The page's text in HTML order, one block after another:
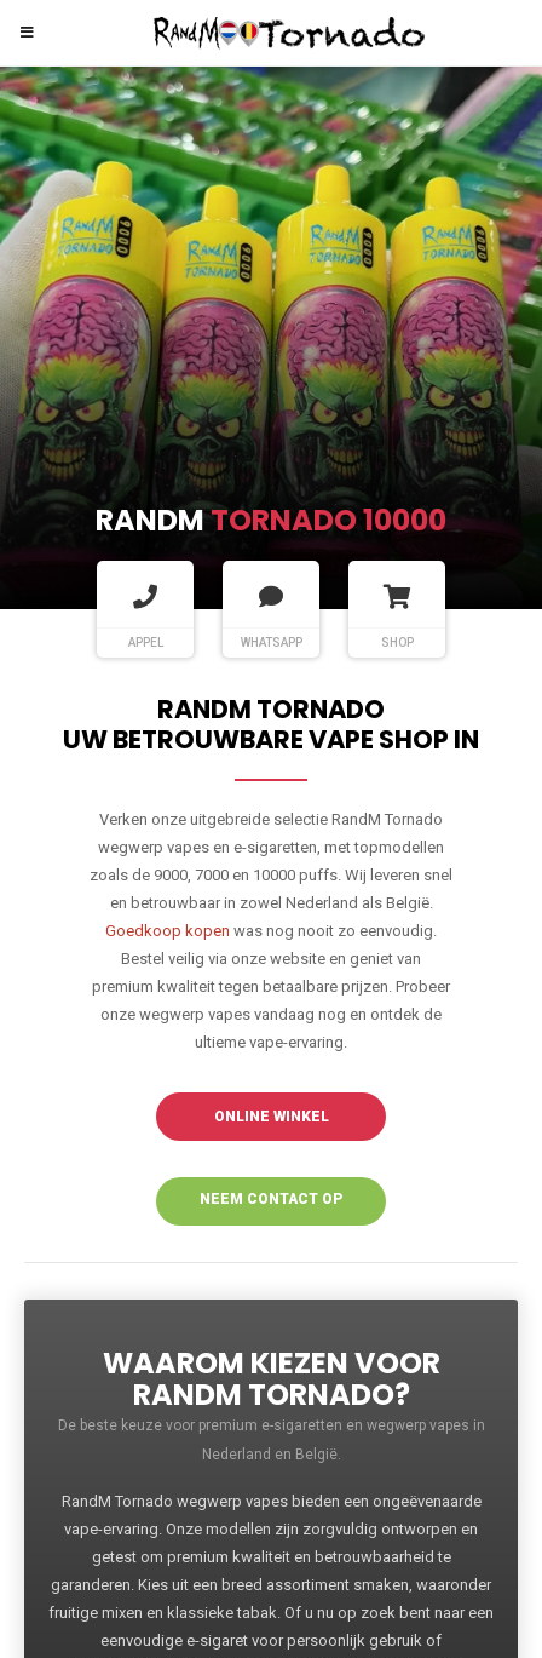
RANDMTORNADO 9000
APPEL WHATSAPP SHOP
RANDM TORNADO
UW BETROUWBARE VAPE SHOP IN
Verken onze uitgebreide selectie RandM Tornado
wegwerp vapes en e-sigaretten, met topmodellen
zoals de 9000, 7000 en 10000 puffs. Wij leveren snel
en betrouwbaar in zowel Nederland als België.
Goedkoop kopen was nog nooit zo eenvoudig.
Bestel veilig via onze website en geniet van
premium kwaliteit tegen betaalbare prijzen. Probeer
onze wegwerp vapes vandaag nog en ontdek de
ultieme vape-ervaring.
ONLINE WINKEL
NEEM CONTACT OP
WAAROM KIEZEN VOOR
RANDM TORNADO?
De beste keuze voor premium e-sigaretten en wegwerp vapes in
Nederland en België.
RandM Tornado wegwerp vapes bieden een ongeëvenaarde
vape-ervaring. Onze modellen zijn zorgvuldig ontworpen en
getest om premium kwaliteit en betrouwbaarheid te
garanderen. Kies uit een breed assortiment smaken, waaronder
fruitige mixen en klassieke tabak. Of u nu op zoek bent naar een
eenvoudige e-sigaret voor persoonlijk gebruik of